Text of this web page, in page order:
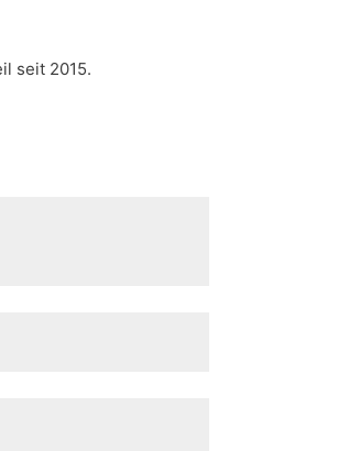
seit 2015.